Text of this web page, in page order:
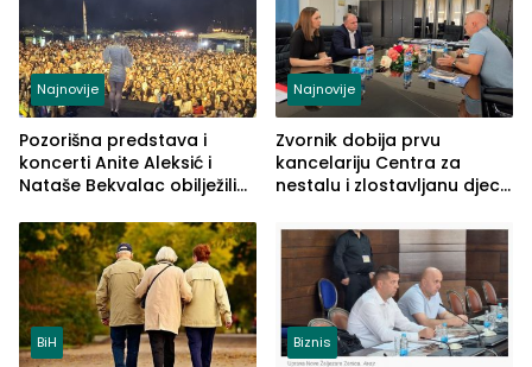
Najnovije
Pozorišna predstava i
koncerti Anite Aleksić i
Nataše Bekvalac obilježili
ljeta (FOTO)
Najnovije
Zvornik dobija prvu
kancelariju Centra za
nestalu i zlostavljanu djecu
BiH Biznis